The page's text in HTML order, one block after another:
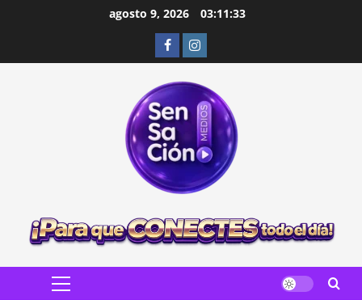
agosto 9, 2026 03:11:34
FacebookInstagram
Menú